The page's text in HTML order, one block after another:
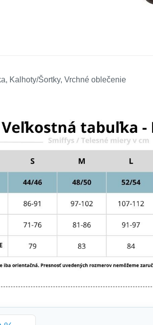
Kalhoty/Šortky, Vrchné oblečenie